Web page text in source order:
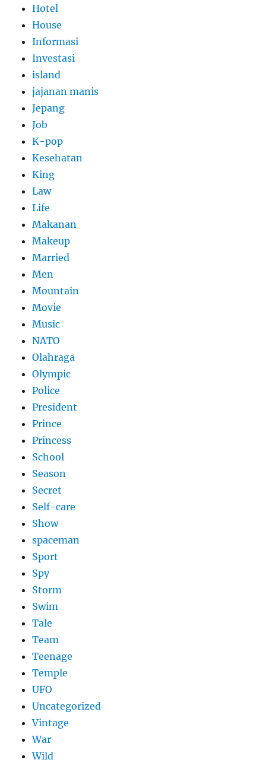
Hotel
House
Informasi
Investasi
island
jajanan manis
Jepang
Job
K-pop
Kesehatan
King
Law
Life
Makanan
Makeup
Married
Men
Mountain
Movie
Music
NATO
Olahraga
Olympic
Police
President
Prince
Princess
School
Season
Secret
Self-care
Show
spaceman
Sport
Spy
Storm
Swim
Tale
Team
Teenage
Temple
UFO
Uncategorized
Vintage
War
Wild